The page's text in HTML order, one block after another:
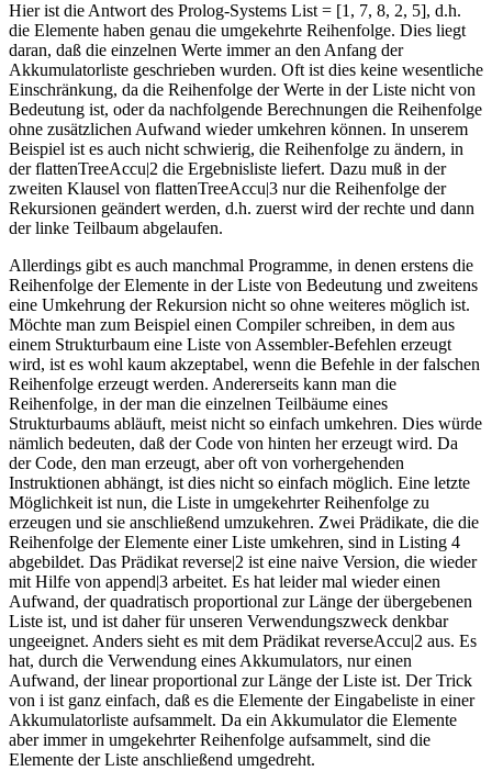
Hier ist die Antwort des Prolog-Systems List = [1, 7, 8, 2, 5], d.h.
die Elemente haben genau die umgekehrte Reihenfolge. Dies liegt
daran, daß die einzelnen Werte immer an den Anfang der
Akkumulatorliste geschrieben wurden. Oft ist dies keine wesentliche
Einschränkung, da die Reihenfolge der Werte in der Liste nicht von
Bedeutung ist, oder da nachfolgende Berechnungen die Reihenfolge
ohne zusätzlichen Aufwand wieder umkehren können. In unserem
Beispiel ist es auch nicht schwierig, die Reihenfolge zu ändern, in
der flattenTreeAccu|2 die Ergebnisliste liefert. Dazu muß in der
zweiten Klausel von flattenTreeAccu|3 nur die Reihenfolge der
Rekursionen geändert werden, d.h. zuerst wird der rechte und dann
der linke Teilbaum abgelaufen.
Allerdings gibt es auch manchmal Programme, in denen erstens die
Reihenfolge der Elemente in der Liste von Bedeutung und zweitens
eine Umkehrung der Rekursion nicht so ohne weiteres möglich ist.
Möchte man zum Beispiel einen Compiler schreiben, in dem aus
einem Strukturbaum eine Liste von Assembler-Befehlen erzeugt
wird, ist es wohl kaum akzeptabel, wenn die Befehle in der falschen
Reihenfolge erzeugt werden. Andererseits kann man die
Reihenfolge, in der man die einzelnen Teilbäume eines
Strukturbaums abläuft, meist nicht so einfach umkehren. Dies würde
nämlich bedeuten, daß der Code von hinten her erzeugt wird. Da
der Code, den man erzeugt, aber oft von vorhergehenden
Instruktionen abhängt, ist dies nicht so einfach möglich. Eine letzte
Möglichkeit ist nun, die Liste in umgekehrter Reihenfolge zu
erzeugen und sie anschließend umzukehren. Zwei Prädikate, die die
Reihenfolge der Elemente einer Liste umkehren, sind in Listing 4
abgebildet. Das Prädikat reverse|2 ist eine naive Version, die wieder
mit Hilfe von append|3 arbeitet. Es hat leider mal wieder einen
Aufwand, der quadratisch proportional zur Länge der übergebenen
Liste ist, und ist daher für unseren Verwendungszweck denkbar
ungeeignet. Anders sieht es mit dem Prädikat reverseAccu|2 aus. Es
hat, durch die Verwendung eines Akkumulators, nur einen
Aufwand, der linear proportional zur Länge der Liste ist. Der Trick
von i ist ganz einfach, daß es die Elemente der Eingabeliste in einer
Akkumulatorliste aufsammelt. Da ein Akkumulator die Elemente
aber immer in umgekehrter Reihenfolge aufsammelt, sind die
Elemente der Liste anschließend umgedreht.